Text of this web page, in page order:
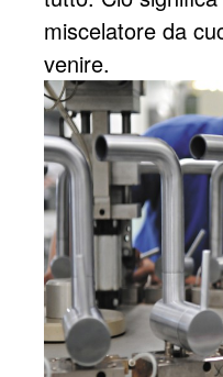
miscelatore da
venire.